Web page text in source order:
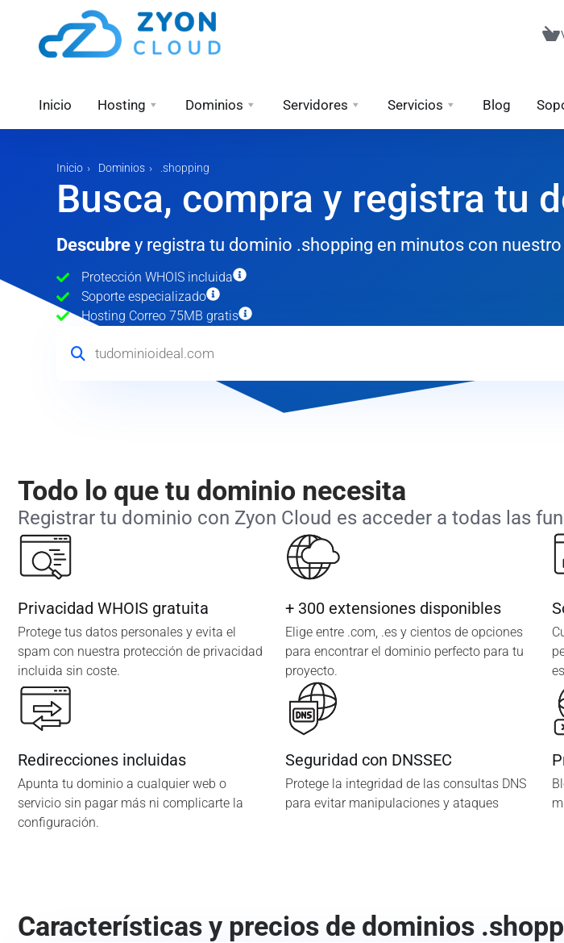
Inicio Hosting Dominios Servidores Servicios Blog
Inicio Dominios .shopping
Busca, compra y registra tu
Descubre y registra tu dominio .shopping en minutos con
Protección WHOIS incluida
Soporte especializado
Hosting Correo 75MB gratis
Todo lo que tu dominio necesita
Registrar tu dominio con Zyon Cloud es acceder a todas las
Privacidad WHOIS gratuita
Protege tus datos personales y evita el
spam con nuestra protección de privacidad
incluida sin coste.
+ 300 extensiones disponibles
Elige entre .com, .es y cientos de opciones
para encontrar el dominio perfecto para tu
proyecto.
Redirecciones incluidas
Apunta tu dominio a cualquier web o
servicio sin pagar más ni complicarte la
configuración.
Seguridad con DNSSEC
Protege la integridad de las consultas DNS
para evitar manipulaciones y ataques
Características y precios de dominios